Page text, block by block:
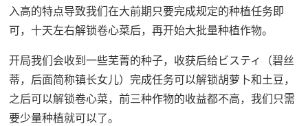
入高的特点导致我们在大前期只要完成规定的种植任务即
可，十天左右解锁卷心菜后，再开始大批量种植作物。
开局我们会收到一些芜菁的种子，收获后给ビスティ（碧丝
蒂，后面简称镇长女儿）完成任务可以解锁胡萝卜和土豆，
之后可以解锁卷心菜，前三种作物的收益都不高，我们只需
要少量种植就可以了。